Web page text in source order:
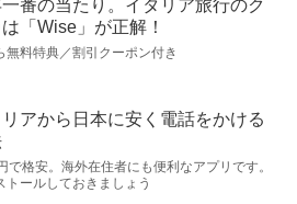
番の当たり。イタリア旅行のク
「Wise」が正解！
無料特典／割引クーポン付き
アから日本に安く電話をかける
で格安。海外在住者にも便利なアプリです。
トールしておきましょう